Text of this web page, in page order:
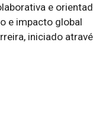
e
e impacto global
iniciado